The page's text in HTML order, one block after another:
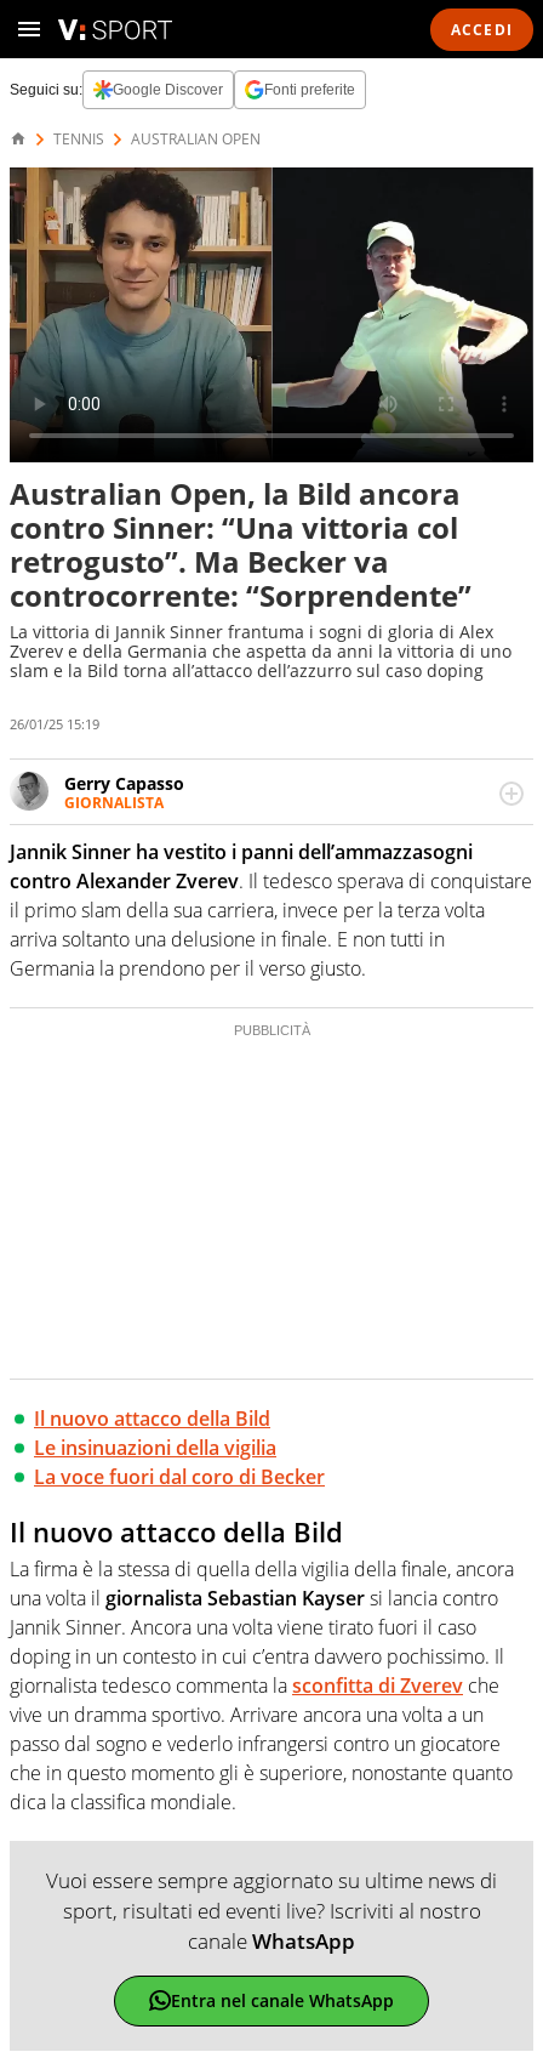
ACCEDI
Seguici su: Google Discover Fonti preferite
TENNIS AUSTRALIAN OPEN
Australian Open, la Bild ancora
contro Sinner: “Una vittoria col
retrogusto”. Ma Becker va
controcorrente: “Sorprendente”
La vittoria di Jannik Sinner frantuma i sogni di gloria di Alex
Zverev e della Germania che aspetta da anni la vittoria di uno
slam e la Bild torna all’attacco dell’azzurro sul caso doping
26/01/25 15:19
Gerry Capasso
GIORNALISTA
Per lui gli sport americani non hanno segreti: basket,
football, baseball e la capacità innata di trovare la notizia
dove altri non vedono granché
Jannik Sinner ha vestito i panni dell’ammazzasogni
contro Alexander Zverev. Il tedesco sperava di conquistare
il primo slam della sua carriera, invece per la terza volta
arriva soltanto una delusione in finale. E non tutti in
Germania la prendono per il verso giusto.
Il nuovo attacco della Bild
Le insinuazioni della vigilia
La voce fuori dal coro di Becker
Il nuovo attacco della Bild
La firma è la stessa di quella della vigilia della finale, ancora
una volta il giornalista Sebastian Kaysersi lancia contro
Jannik Sinner. Ancora una volta viene tirato fuori il caso
doping in un contesto in cui c’entra davvero pochissimo. Il
giornalista tedesco commenta lasconfitta di Zverev che
vive un dramma sportivo. Arrivare ancora una volta a un
passo dal sogno e vederlo infrangersi contro un giocatore
che in questo momento gli è superiore, nonostante quanto
dica la classifica mondiale.
Vuoi essere sempre aggiornato su ultime news di
sport, risultati ed eventi live? Iscriviti al nostro
canaleWhatsApp
Entra nel canale WhatsApp